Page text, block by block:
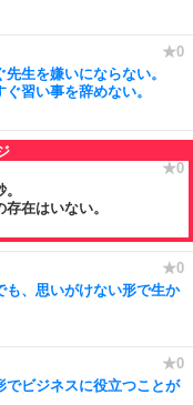
生を嫌いにならない。
習い事を辞めない。
在はいない。
も、思いがけない形で生か
でビジネスに役立つことが